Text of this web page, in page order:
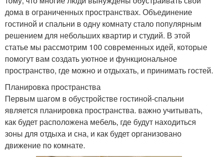
дома в ограниченных пространствах. Объединение
гостиной и спальни в одну комнату стало популярным
решением для небольших квартир и студий. В этой
статье мы рассмотрим 100 современных идей, которые
помогут вам создать уютное и функциональное
пространство, где можно и отдыхать, и принимать гостей.
Планировка пространства
Первым шагом в обустройстве гостиной-спальни
является планировка пространства. важно учитывать,
как будет расположена мебель, где будут находиться
зоны для отдыха и сна, и как будет организовано
движение по комнате.